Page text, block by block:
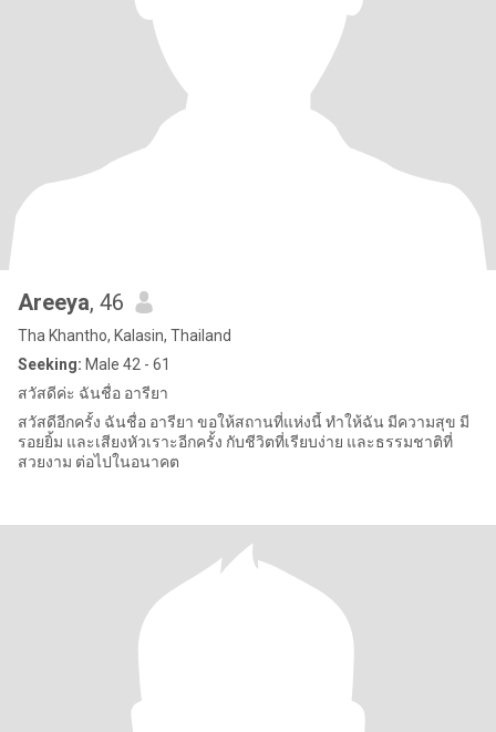
Areeya, 46
Tha Khantho, Kalasin, Thailand
Seeking: Male 42 - 61
สวัสดีค่ะ ฉันชื่อ อารียา
สวัสดีอีกครั้ง ฉันชื่อ อารียา ขอให้สถานที่แห่งนี้ ทำให้ฉัน มีความสุข มี
รอยยิ้ม และเสียงหัวเราะอีกครั้ง กับชีวิตที่เรียบง่าย และธรรมชาติที่
สวยงาม ต่อไปในอนาคต